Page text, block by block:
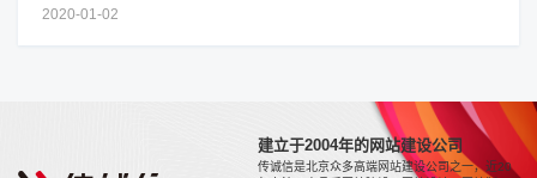
2020-01-02
建立于2004年的网站建设公司
传诚信是北京众多高端网站建设公司之一，近20